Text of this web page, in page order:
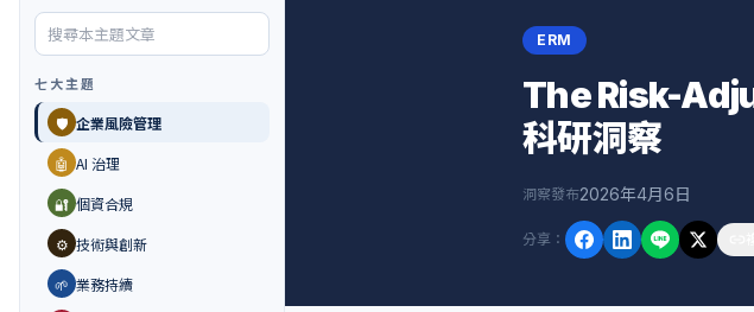
七大主題
🛡️ 企業風險管理
🤖 AI 治理
🔐 個資合規
⚙️ 技術與創新
🌱 業務持續
ERM
The Risk-
科研洞察
洞察發布2026年4月6日
分享 ：